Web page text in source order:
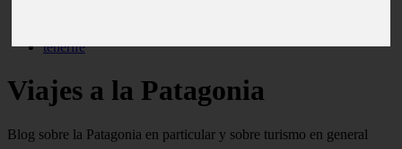
tenerife
Viajes a la Patagonia
Blog sobre la Patagonia en particular y sobre turismo en general